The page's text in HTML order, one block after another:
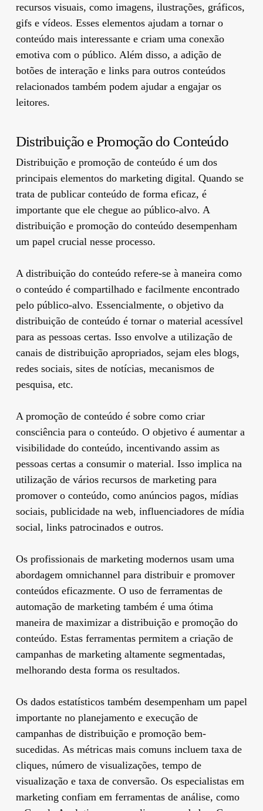
recursos visuais, como imagens, ilustrações, gráficos,
gifs e vídeos. Esses elementos ajudam a tornar o
conteúdo mais interessante e criam uma conexão
emotiva com o público. Além disso, a adição de
botões de interação e links para outros conteúdos
relacionados também podem ajudar a engajar os
leitores.
Distribuição e Promoção do Conteúdo
Distribuição e promoção de conteúdo é um dos
principais elementos do marketing digital. Quando se
trata de publicar conteúdo de forma eficaz, é
importante que ele chegue ao público-alvo. A
distribuição e promoção do conteúdo desempenham
um papel crucial nesse processo.
A distribuição do conteúdo refere-se à maneira como
o conteúdo é compartilhado e facilmente encontrado
pelo público-alvo. Essencialmente, o objetivo da
distribuição de conteúdo é tornar o material acessível
para as pessoas certas. Isso envolve a utilização de
canais de distribuição apropriados, sejam eles blogs,
redes sociais, sites de notícias, mecanismos de
pesquisa, etc.
A promoção de conteúdo é sobre como criar
consciência para o conteúdo. O objetivo é aumentar a
visibilidade do conteúdo, incentivando assim as
pessoas certas a consumir o material. Isso implica na
utilização de vários recursos de marketing para
promover o conteúdo, como anúncios pagos, mídias
sociais, publicidade na web, influenciadores de mídia
social, links patrocinados e outros.
Os profissionais de marketing modernos usam uma
abordagem omnichannel para distribuir e promover
conteúdos eficazmente. O uso de ferramentas de
automação de marketing também é uma ótima
maneira de maximizar a distribuição e promoção do
conteúdo. Estas ferramentas permitem a criação de
campanhas de marketing altamente segmentadas,
melhorando desta forma os resultados.
Os dados estatísticos também desempenham um papel
importante no planejamento e execução de
campanhas de distribuição e promoção bem-
sucedidas. As métricas mais comuns incluem taxa de
cliques, número de visualizações, tempo de
visualização e taxa de conversão. Os especialistas em
marketing confiam em ferramentas de análise, como